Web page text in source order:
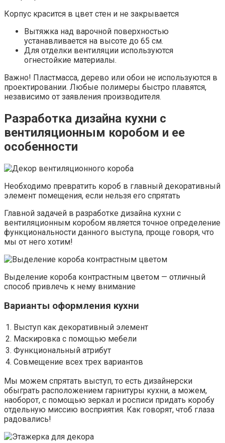
Корпус красится в цвет стен и не закрывается
Вытяжка над варочной поверхностью
устанавливается на высоте до 65 см.
Для отделки вентиляции используются
огнестойкие материалы.
Важно! Пластмасса, дерево или обои не используются в
проектировании. Любые полимеры быстро плавятся,
независимо от заявления производителя.
Разработка дизайна кухни с
вентиляционным коробом и ее
особенности
Необходимо превратить короб в главный декоративный
элемент помещения, если нельзя его спрятать
Главной задачей в разработке дизайна кухни с
вентиляционным коробом является точное определение
функциональности данного выступа, проще говоря, что
мы от него хотим!
Выделение короба контрастным цветом — отличный
способ привлечь к нему внимание
Варианты оформления кухни
1. Выступ как декоративный элемент
2. Маскировка с помощью мебели
3. Функциональный атрибут
4. Совмещение всех трех вариантов
Мы можем спрятать выступ, то есть дизайнерски
обыграть расположением гарнитуры кухни, а можем,
наоборот, с помощью зеркал и росписи придать коробу
отдельную миссию восприятия. Как говорят, чтоб глаза
радовались!